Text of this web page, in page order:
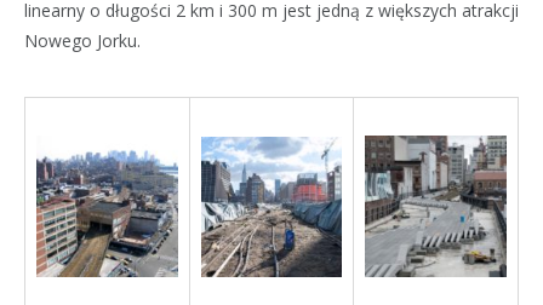
linearny o długości 2 km i 300 m jest jedną z większych atrakcji
Nowego Jorku.